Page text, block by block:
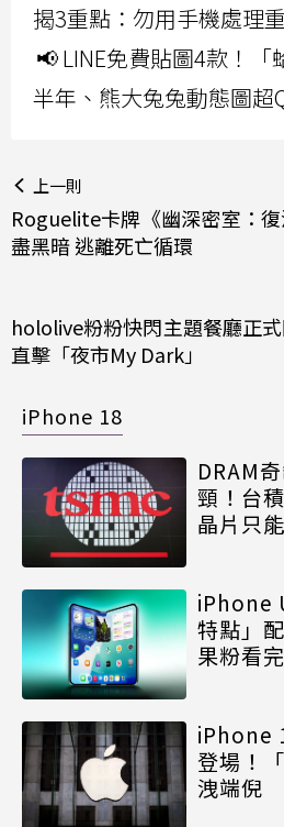
揭3重點：勿用手機處理
📢 LINE免費貼圖4款！「
半年、熊大兔兔動態圖超
上一則
Roguelite卡牌《幽深密室：
盡黑暗 逃離死亡循環
hololive粉粉快閃主題餐廳正
直擊「夜市My Dark」
iPhone 18
DRAM
頸！台
晶片只
iPhone
特點」
果粉看
iPhone
登場！
洩端倪